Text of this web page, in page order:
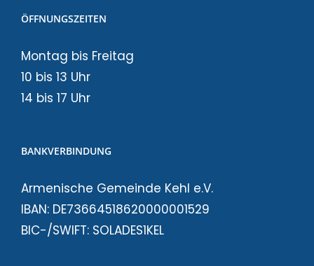
ÖFFNUNGSZEITEN
Montag bis Freitag
10 bis 13 Uhr
14 bis 17 Uhr
BANKVERBINDUNG
Armenische Gemeinde Kehl e.V.
IBAN: DE73664518620000001529
BIC-/SWIFT: SOLADES1KEL